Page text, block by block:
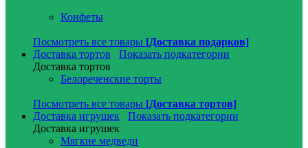
Конфеты
Посмотреть все товары [Доставка подарков]
Доставка тортов
Показать подкатегории
Доставка тортов
Белореченские торты
Посмотреть все товары [Доставка тортов]
Доставка игрушек
Показать подкатегории
Доставка игрушек
Мягкие медведи